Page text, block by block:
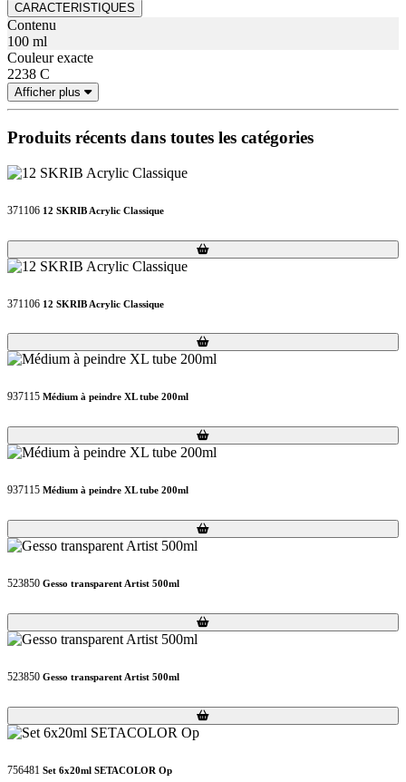
CARACTERISTIQUES
Contenu
100 ml
Couleur exacte
2238 C
Afficher plus
Produits récents dans toutes les catégories
371106 12 SKRIB Acrylic Classique
Loading...
Loading...
371106 12 SKRIB Acrylic Classique
Loading...
Loading...
937115 Médium à peindre XL tube 200ml
Loading...
Loading...
937115 Médium à peindre XL tube 200ml
Loading...
Loading...
523850 Gesso transparent Artist 500ml
Loading...
Loading...
523850 Gesso transparent Artist 500ml
Loading...
Loading...
756481 Set 6x20ml SETACOLOR Op